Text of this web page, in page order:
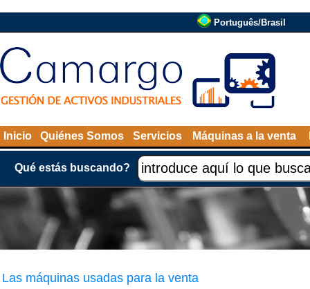
Português/Brasil
Inicio Quiénes Somos Servicios Máquinas a la venta
Qué estás buscando?
Las máquinas usadas para la venta